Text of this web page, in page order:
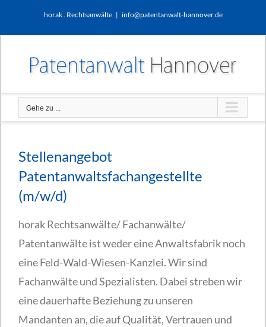
horak . Rechtsanwälte | info@patentanwalt-hannover.de
Gehe zu ...
Stellenangebot
Patentanwaltsfachangestellte
(m/w/d)
horak Rechtsanwälte/ Fachanwälte/
Patentanwälte ist weder eine Anwaltsfabrik noch
eine Feld-Wald-Wiesen-Kanzlei. Wir sind
Fachanwälte und Spezialisten. Dabei streben wir
eine dauerhafte Beziehung zu unseren
Mandanten an, die auf Qualität, Vertrauen und